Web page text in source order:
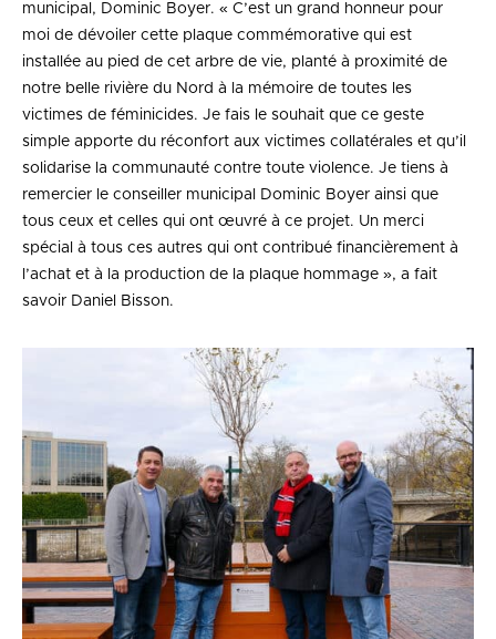
municipal, Dominic Boyer. « C’est un grand honneur pour
moi de dévoiler cette plaque commémorative qui est
installée au pied de cet arbre de vie, planté à proximité de
notre belle rivière du Nord à la mémoire de toutes les
victimes de féminicides. Je fais le souhait que ce geste
simple apporte du réconfort aux victimes collatérales et qu’il
solidarise la communauté contre toute violence. Je tiens à
remercier le conseiller municipal Dominic Boyer ainsi que
tous ceux et celles qui ont œuvré à ce projet. Un merci
spécial à tous ces autres qui ont contribué financièrement à
l’achat et à la production de la plaque hommage », a fait
savoir Daniel Bisson.